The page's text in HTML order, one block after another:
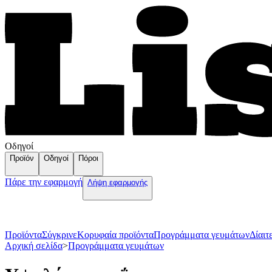
Οδηγοί
Προϊόν Οδηγοί Πόροι
Πάρε την εφαρμογή Λήψη εφαρμογής
ΠροϊόνταΣύγκρινεΚορυφαία προϊόνταПρογράμματα γευμάτων
Αρχική σελίδα>Пρογράμματα γευμάτων